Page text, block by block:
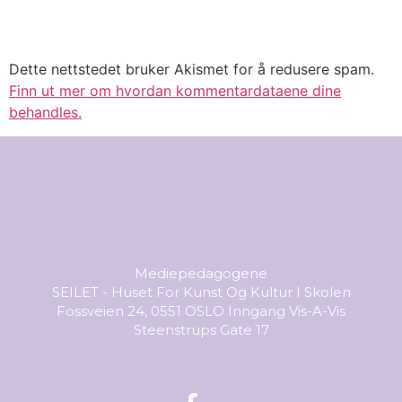
Dette nettstedet bruker Akismet for å redusere spam.
Finn ut mer om hvordan kommentardataene dine
behandles.
Mediepedagogene
SEILET - Huset For Kunst Og Kultur I Skolen
Fossveien 24, 0551 OSLO Inngang Vis-A-Vis
Steenstrups Gate 17